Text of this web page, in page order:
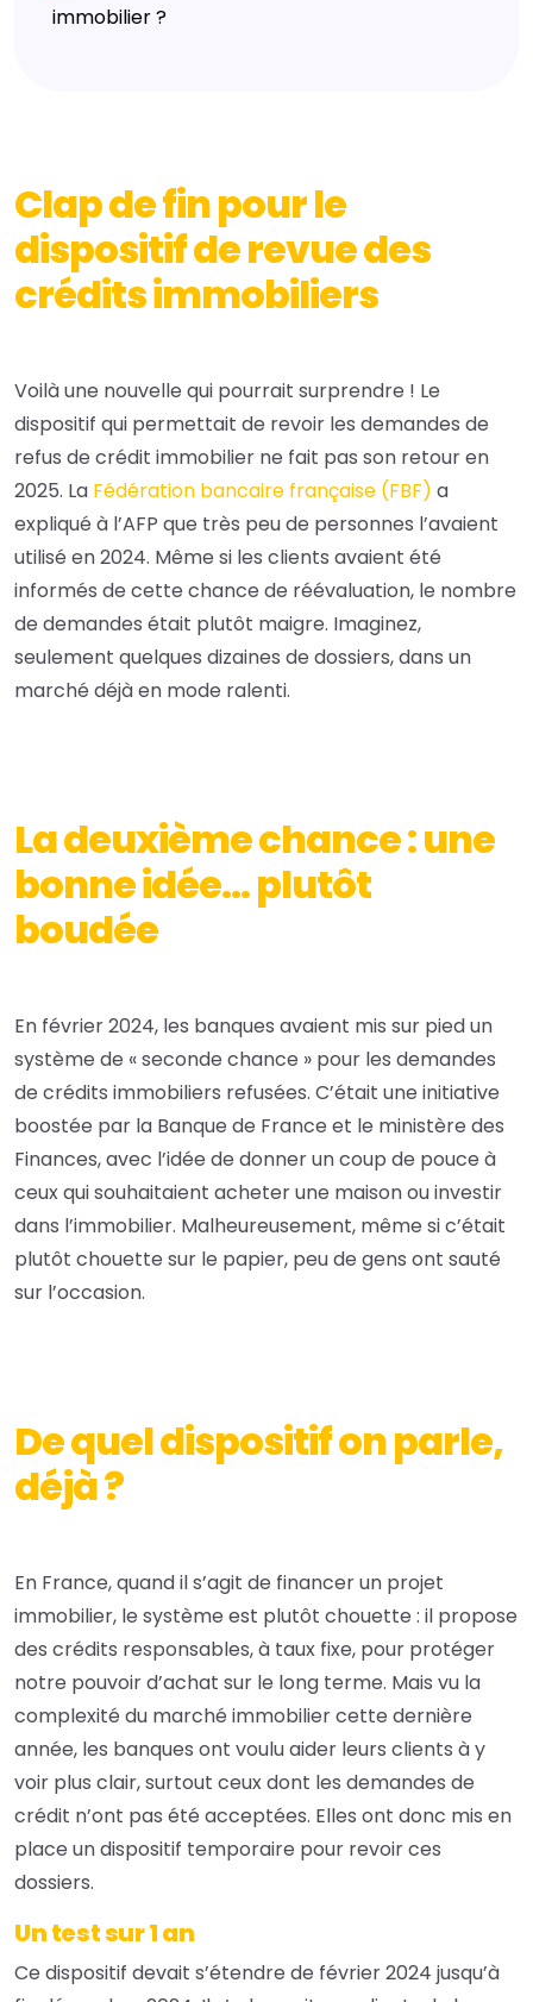
immobilier ?
Clap de fin pour le
dispositif de revue des
crédits immobiliers
Voilà une nouvelle qui pourrait surprendre ! Le
dispositif qui permettait de revoir les demandes de
refus de crédit immobilier ne fait pas son retour en
2025. La Fédération bancaire française (FBF) a
expliqué à l’AFP que très peu de personnes l’avaient
utilisé en 2024. Même si les clients avaient été
informés de cette chance de réévaluation, le nombre
de demandes était plutôt maigre. Imaginez,
seulement quelques dizaines de dossiers, dans un
marché déjà en mode ralenti.
La deuxième chance : une
bonne idée… plutôt
boudée
En février 2024, les banques avaient mis sur pied un
système de « seconde chance » pour les demandes
de crédits immobiliers refusées. C’était une initiative
boostée par la Banque de France et le ministère des
Finances, avec l’idée de donner un coup de pouce à
ceux qui souhaitaient acheter une maison ou investir
dans l’immobilier. Malheureusement, même si c’était
plutôt chouette sur le papier, peu de gens ont sauté
sur l’occasion.
De quel dispositif on parle,
déjà ?
En France, quand il s’agit de financer un projet
immobilier, le système est plutôt chouette : il propose
des crédits responsables, à taux fixe, pour protéger
notre pouvoir d’achat sur le long terme. Mais vu la
complexité du marché immobilier cette dernière
année, les banques ont voulu aider leurs clients à y
voir plus clair, surtout ceux dont les demandes de
crédit n’ont pas été acceptées. Elles ont donc mis en
place un dispositif temporaire pour revoir ces
dossiers.
Un test sur 1 an
Ce dispositif devait s’étendre de février 2024 jusqu’à